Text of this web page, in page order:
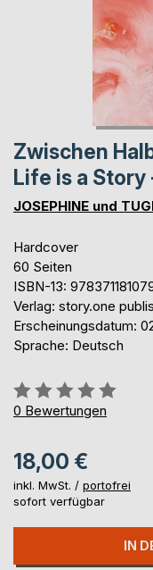
Zwischen
Life is a
JOSEPHINE und
Hardcover
60 Seiten
ISBN-13:
Verlag: story.one
Erscheinungsdatum:
Sprache: Deutsch
Bewertung::
0%
0 Bewertungen
18,00 €
inkl. MwSt. / portofrei
sofort verfügbar
IN